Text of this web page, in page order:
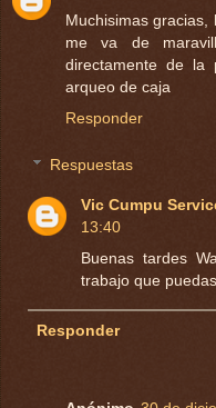
Muchisimas
me va de
directamente de la
arqueo de caja
Responder
Respuestas
Vic Cumpu
13:40
Buenas tardes
trabajo que
Responder